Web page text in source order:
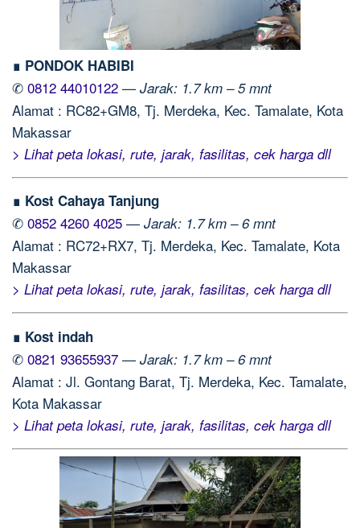
∎ PONDOK HABIBI
✆ 0812 44010122 — Jarak: 1.7 km – 5 mnt
Alamat : RC82+GM8, Tj. Merdeka, Kec. Tamalate, Kota
Makassar
> Lihat peta lokasi, rute, jarak, fasilitas, cek harga dll
∎ Kost Cahaya Tanjung
✆ 0852 4260 4025 — Jarak: 1.7 km – 6 mnt
Alamat : RC72+RX7, Tj. Merdeka, Kec. Tamalate, Kota
Makassar
> Lihat peta lokasi, rute, jarak, fasilitas, cek harga dll
∎ Kost indah
✆ 0821 93655937 — Jarak: 1.7 km – 6 mnt
Alamat : Jl. Gontang Barat, Tj. Merdeka, Kec. Tamalate,
Kota Makassar
> Lihat peta lokasi, rute, jarak, fasilitas, cek harga dll